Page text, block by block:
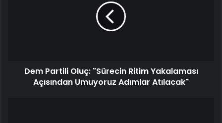
Dem Partili Oluç: "Sürecin Ritim Yakalaması
Açısından Umuyoruz Adımlar Atılacak"